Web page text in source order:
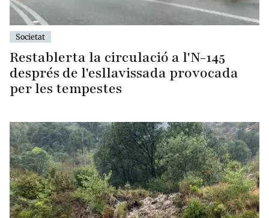
Societat
Restablerta la circulació a l'N-145
després de l'esllavissada provocada
per les tempestes